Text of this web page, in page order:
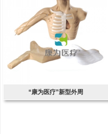
“康为医疗”新型外周